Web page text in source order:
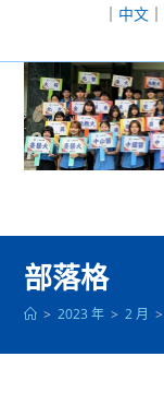
至
｜ 中文｜
部落格
> 2023 年 > 2 月 >